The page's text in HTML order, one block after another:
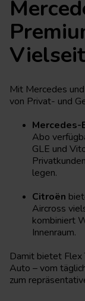
Mit Mercedes
von Privat- und
Mercedes-
Abo
GLE und
legen.
Citroën
Aircross
kombiniert
Innenraum.
Damit bietet Flex
Auto – vom
zum